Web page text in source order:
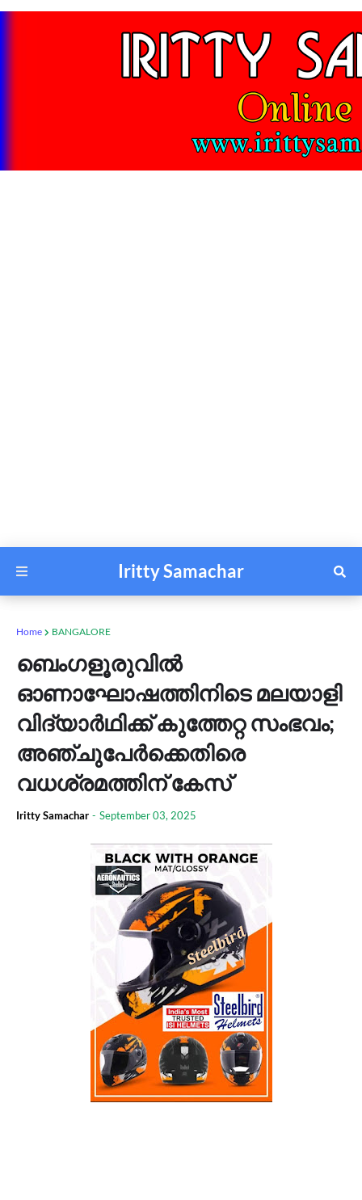
Iritty Samachar
Home BANGALORE
ബെംഗളൂരുവില്‍
ഓണാഘോഷത്തിനിടെ മലയാളി
വിദ്യാര്‍ഥിക്ക് കുത്തേറ്റ സംഭവം;
അഞ്ചുപേര്‍ക്കെതിരെ
വധശ്രമത്തിന് കേസ്
Iritty Samachar - September 03, 2025